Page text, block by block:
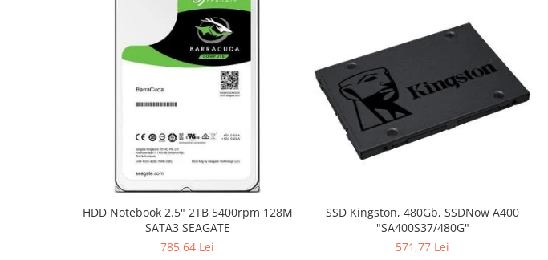
HDD Notebook 2.5" 2TB 5400rpm 128M
SATA3 SEAGATE
785,64 Lei
SSD Kingston, 480Gb, SSDNow A400
"SA400S37/480G"
571,77 Lei